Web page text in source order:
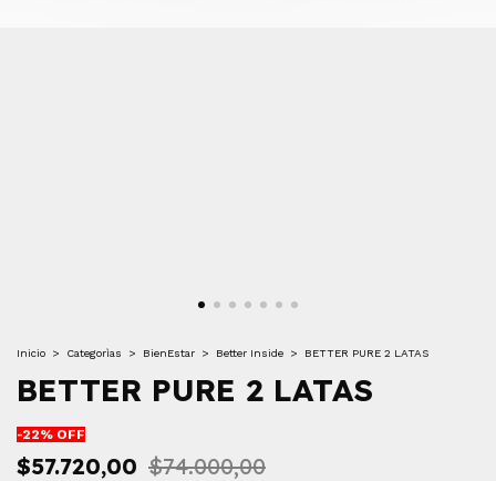
Inicio > Categorìas > BienEstar > Better Inside > BETTER PURE 2 LATAS
BETTER PURE 2 LATAS
-22% OFF
$57.720,00 $74.000,00